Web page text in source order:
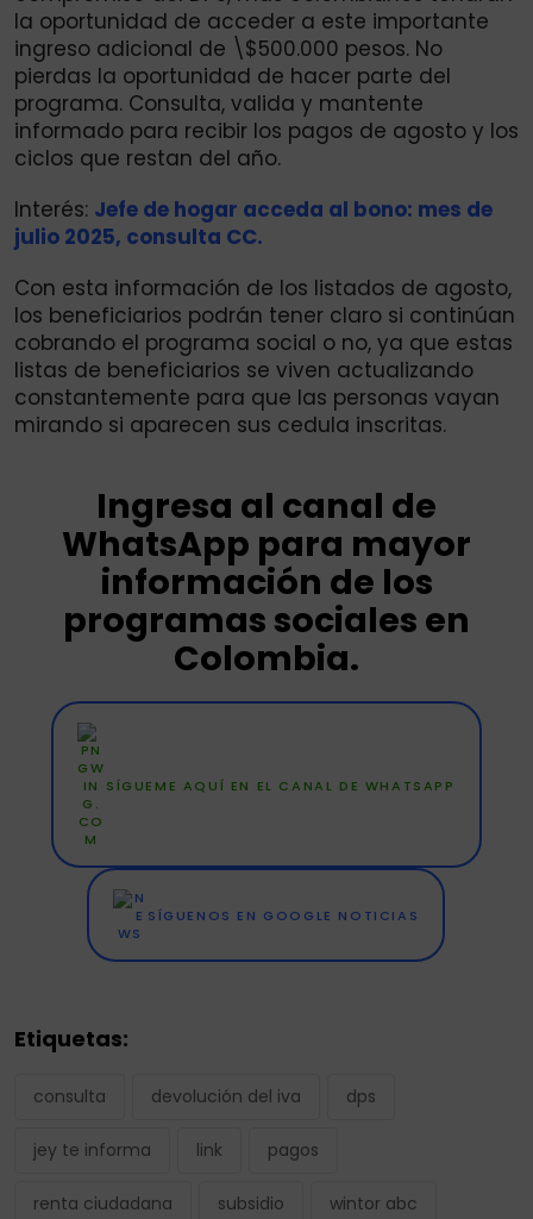
la oportunidad de acceder a este importante
ingreso adicional de \$500.000 pesos. No
pierdas la oportunidad de hacer parte del
programa. Consulta, valida y mantente
informado para recibir los pagos de agosto y los
ciclos que restan del año.
Interés: Jefe de hogar acceda al bono: mes de
julio 2025, consulta CC.
Con esta información de los listados de agosto,
los beneficiarios podrán tener claro si continúan
cobrando el programa social o no, ya que estas
listas de beneficiarios se viven actualizando
constantemente para que las personas vayan
mirando si aparecen sus cedula inscritas.
Ingresa al canal de
WhatsApp para mayor
información de los
programas sociales en
Colombia.
SÍGUEME AQUÍ EN EL CANAL DE WHATSAPP
SÍGUENOS EN GOOGLE NOTICIAS
Etiquetas:
consulta devolución del iva dps
jey te informa link pagos
renta ciudadana subsidio wintor abc